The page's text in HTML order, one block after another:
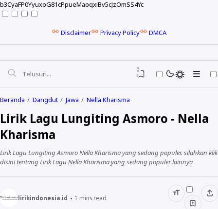
b3CyaFP0YyuxoG81cPpueMaoqxiBv5cJzOmSS4Yc
Disclaimer Privacy Policy DMCA
NELA KARISMA
0
Beranda Dangdut Jawa Nella Kharisma
Lirik Lagu Lungiting Asmoro - Nella
Kharisma
Lirik Lagu Lungiting Asmoro Nella Kharisma yang sedang populer. silahkan klik
disini tentang Lirik Lagu Nella Kharisma yang sedang populer lainnya
lirikindonesia.id 1 mins read